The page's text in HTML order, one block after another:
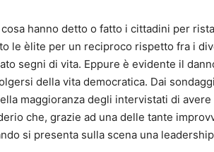
cosa hanno detto o fatto i cittadini per
le èlite per un reciproco rispetto fra i
segni di vita. Eppure è evidente il
della vita democratica. Dai
maggioranza degli intervistati di
che, grazie ad una delle tante
si presenta sulla scena una